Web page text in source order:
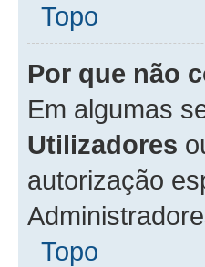
Topo
Por que não
Em algumas
Utilizadores
autorização
Topo